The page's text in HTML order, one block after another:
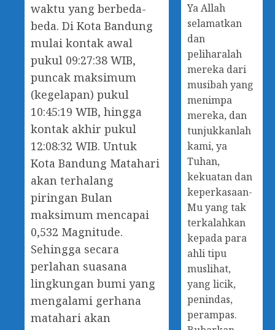
waktu yang berbeda-
beda. Di Kota Bandung
mulai kontak awal
pukul 09:27:38 WIB,
puncak maksimum
(kegelapan) pukul
10:45:19 WIB, hingga
kontak akhir pukul
12:08:32 WIB. Untuk
Kota Bandung Matahari
akan terhalang
piringan Bulan
maksimum mencapai
0,532 Magnitude.
Sehingga secara
perlahan suasana
lingkungan bumi yang
mengalami gerhana
matahari akan
Ya Allah
selamatkan
dan
peliharalah
mereka dari
musibah yang
menimpa
mereka, dan
tunjukkanlah
kami, ya
Tuhan,
kekuatan dan
keperkasaan-
Mu yang tak
terkalahkan
kepada para
ahli tipu
muslihat,
yang licik,
penindas,
perampas.